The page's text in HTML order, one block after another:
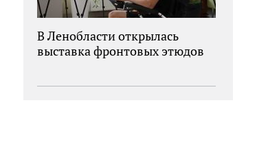
В Ленобласти открылась
выставка фронтовых этюдов